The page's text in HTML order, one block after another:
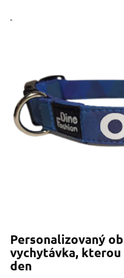
Personalizovaný
vychytávka,
den